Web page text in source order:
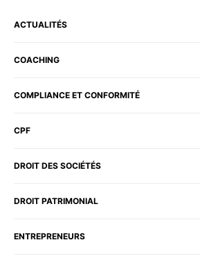
ACTUALITÉS
COACHING
COMPLIANCE ET CONFORMITÉ
CPF
DROIT DES SOCIÉTÉS
DROIT PATRIMONIAL
ENTREPRENEURS